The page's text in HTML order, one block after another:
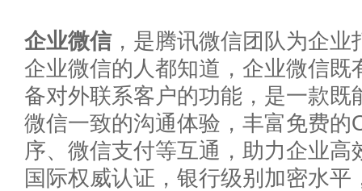
企业微信，是腾讯微信团队为企业
企业微信的人都知道，企业微信
备对外联系客户的功能，是一款
微信一致的沟通体验，丰富免费
序、微信支付等互通，助力企业
国际权威认证，银行级别加密水